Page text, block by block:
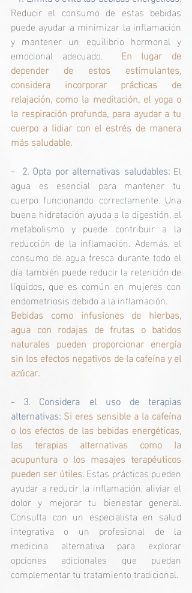
Reducir el consumo de estas bebidas
puede ayudar a minimizar la inflamación
y mantener un equilibrio hormonal y
emocional adecuado.​ En lugar de
depender de estos estimulantes,
considera incorporar prácticas de
relajación, como la meditación, el yoga o
la respiración profunda, para ayudar a tu
cuerpo a lidiar con el estrés de manera
más saludable.
-  2. Opta por alternativas saludables: El
agua es esencial para mantener tu
cuerpo funcionando correctamente. Una
buena hidratación ayuda a la digestión, el
metabolismo y puede contribuir a la
reducción de la inflamación. Además, el
consumo de agua fresca durante todo el
día también puede reducir la retención de
líquidos, que es común en mujeres con
endometriosis debido a la inflamación.
Bebidas como infusiones de hierbas,
agua con rodajas de frutas o batidos
naturales pueden proporcionar energía
sin los efectos negativos de la cafeína y el
azúcar.
- 3. Considera el uso de terapias
alternativas: Si eres sensible a la cafeína
o los efectos de las bebidas energéticas,
las terapias alternativas como la
acupuntura o los masajes terapéuticos
pueden ser útiles. Estas prácticas pueden
ayudar a reducir la inflamación, aliviar el
dolor y mejorar tu bienestar general.
Consulta con un especialista en salud
integrativa o un profesional de la
medicina alternativa para explorar
opciones adicionales que puedan
complementar tu tratamiento tradicional.